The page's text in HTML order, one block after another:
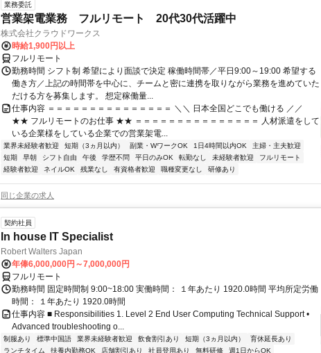
業務委託
営業架電業務 フルリモート 20代30代活躍中
株式会社クラウドワークス
時給1,900円以上
フルリモート
勤務時間 シフト制 希望により面談で決定 稼働時間帯／平日9:00～19:00 希望する
働き方／上記の時間帯を中心に、チームと密に連携を取りながら業務を進めていた
だける方を募集します。 想定稼働量...
仕事内容 ＝＝＝＝＝＝＝＝＝＝＝＝＝＝＝ ＼＼ 日本全国どこでも働ける ／／
★★ フルリモートのお仕事 ★★ ＝＝＝＝＝＝＝＝＝＝＝＝＝＝＝ 人材派遣をして
いる企業様をしている企業での営業架電...
業界未経験者歓迎 短期（3ヵ月以内） 副業・WワークOK 1日4時間以内OK
主婦・主夫歓迎
短期
早朝 シフト自由 午後 学歴不問 平日のみOK 転勤なし 未経験者歓迎
フルリモート
経験者歓迎
ネイルOK 残業なし 有資格者歓迎 職種変更なし 研修あり
同じ企業の求人
契約社員
In house IT Specialist
Robert Walters Japan
年俸6,000,000円～7,000,000円
フルリモート
勤務時間 固定時間制 9:00~18:00 実働時間： １年あたり 1920.0時間 平均所定労働
時間： １年あたり 1920.0時間
仕事内容 ■ Responsibilities 1. Level 2 End User Computing Technical Support •
Advanced troubleshooting o...
制服あり 標準中国語 業界未経験者歓迎 飲食割引あり 短期（3ヵ月以内）
育休延長あり
ランチタイム
扶養内勤務OK 店舗割引あり 社員登用あり 無料研修
週1日からOK